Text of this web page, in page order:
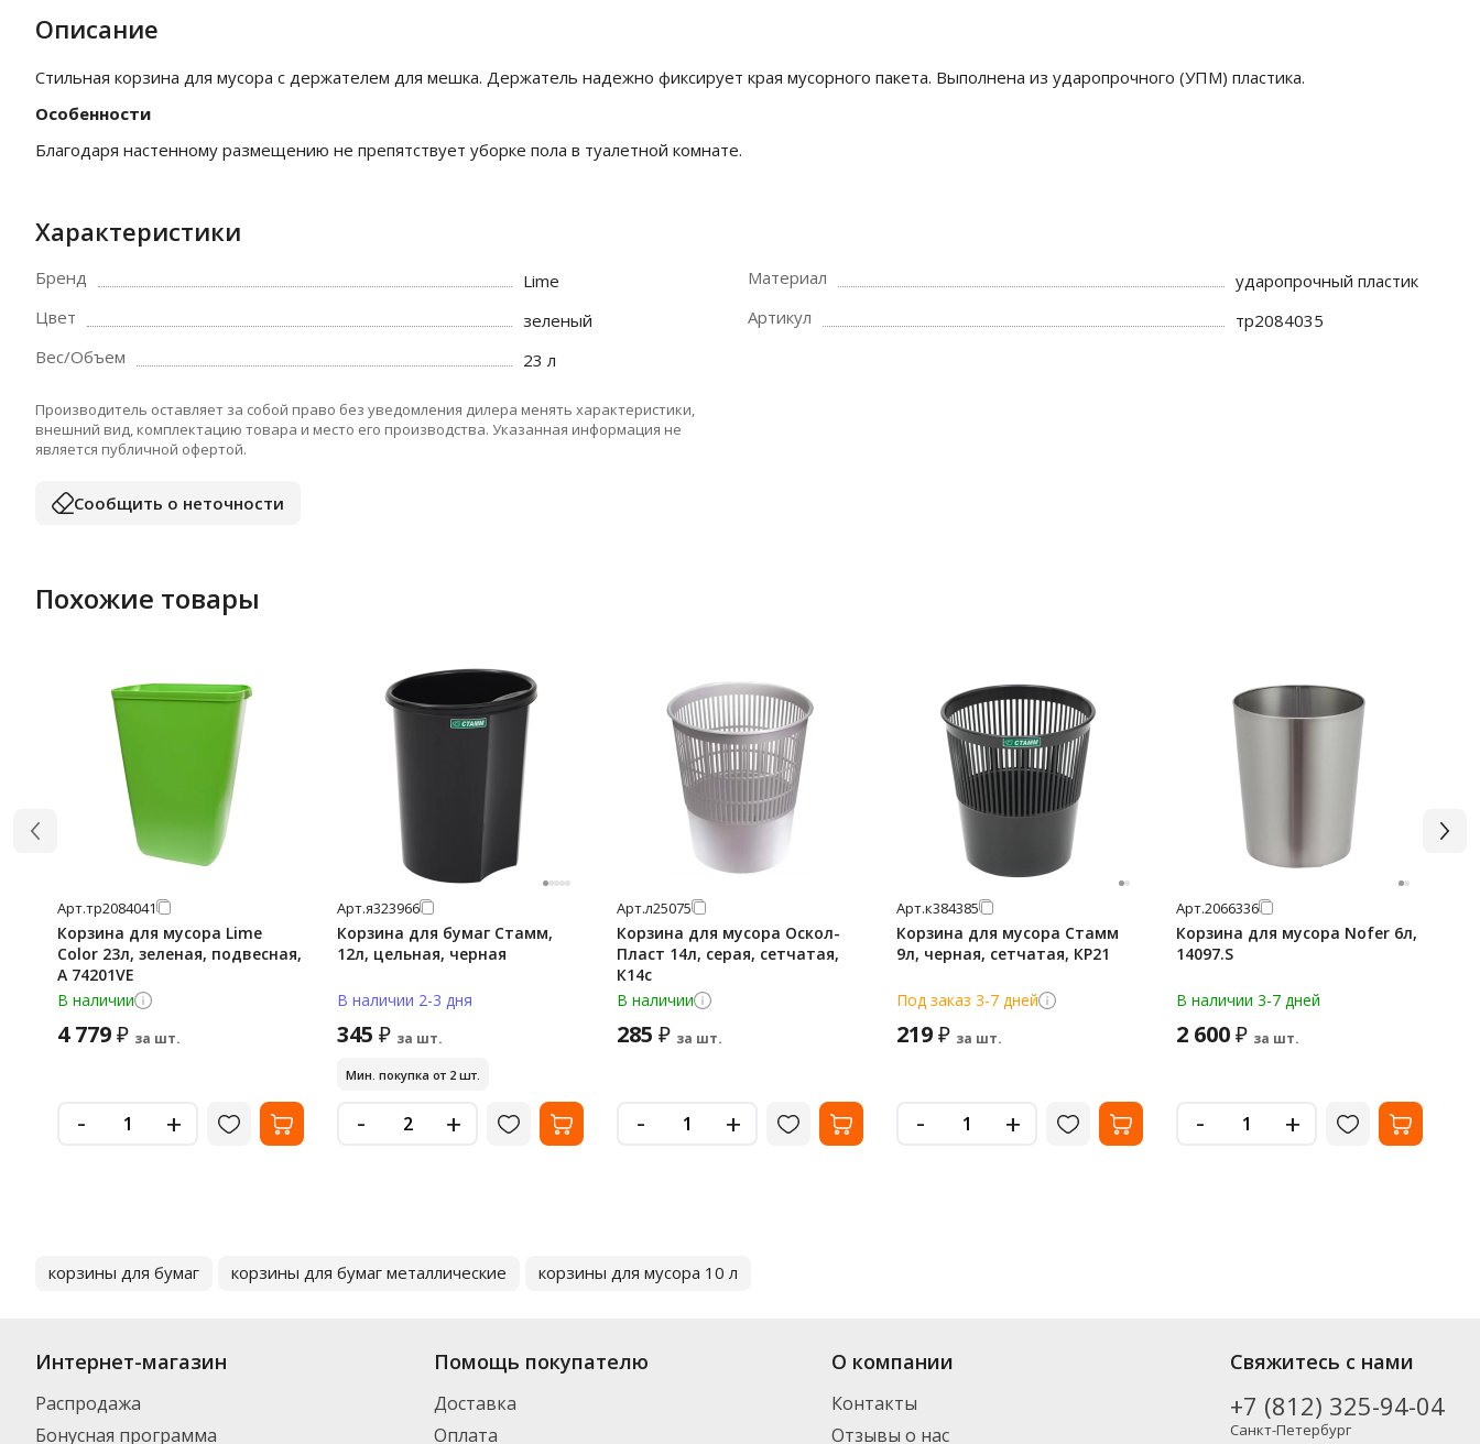
Описание
Стильная корзина для мусора с держателем для мешка. Держатель надежно фиксирует края мусорного пакета. Выполнена из ударопрочного (УПМ) пластика.
Особенности
Благодаря настенному размещению не препятствует уборке пола в туалетной комнате.
Характеристики
Бренд
Lime
Цвет
зеленый
Вес/Объем
23 л
Материал
ударопрочный пластик
Артикул
тр2084035
Производитель оставляет за собой право без уведомления дилера менять характеристики,
внешний вид, комплектацию товара и место его производства. Указанная информация не
является публичной офертой.
Сообщить о неточности
Похожие товары
Арт.тр2084041
Корзина для мусора Lime
Color 23л, зеленая, подвесная,
А 74201VE
В наличии
4 779₽ за шт.
- +
Арт.я323966
Корзина для бумаг Стамм,
12л, цельная, черная
В наличии 2-3 дня
345 ₽ за шт.
Мин. покупка от 2 шт.
- +
Арт.л25075
Корзина для мусора Оскол-
Пласт 14л, серая, сетчатая,
К14с
В наличии
285 ₽ за шт.
- +
Арт.к384385
Корзина для мусора Стамм
9л, черная, сетчатая, КР21
Под заказ 3-7 дней
219₽ за шт.
- +
Арт.2066336
Корзина для мусора Nofer 6л,
14097.S
В наличии 3-7 дней
2 600₽ за шт.
- +
корзины для бумаг корзины для бумаг металлические корзины для мусора 10 л
Интернет-магазин
Распродажа
Бонусная программа
Помощь покупателю
Доставка
Оплата
О компании
Контакты
Отзывы о нас
Свяжитесь с нами
+7 (812) 325-94-04
Санкт-Петербург